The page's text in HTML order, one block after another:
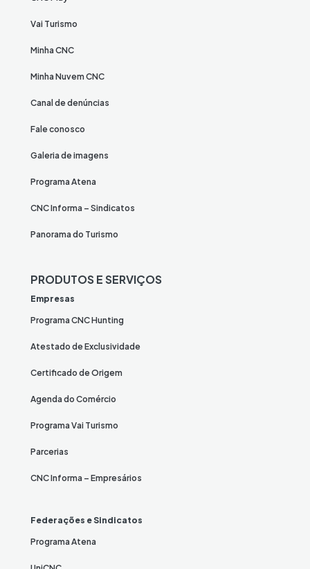
Vai Turismo
Minha CNC
Minha Nuvem CNC
Canal de denúncias
Fale conosco
Galeria de imagens
Programa Atena
CNC Informa – Sindicatos
Panorama do Turismo
PRODUTOS E SERVIÇOS
Empresas
Programa CNC Hunting
Atestado de Exclusividade
Certificado de Origem
Agenda do Comércio
Programa Vai Turismo
Parcerias
CNC Informa – Empresários
Federações e Sindicatos
Programa Atena